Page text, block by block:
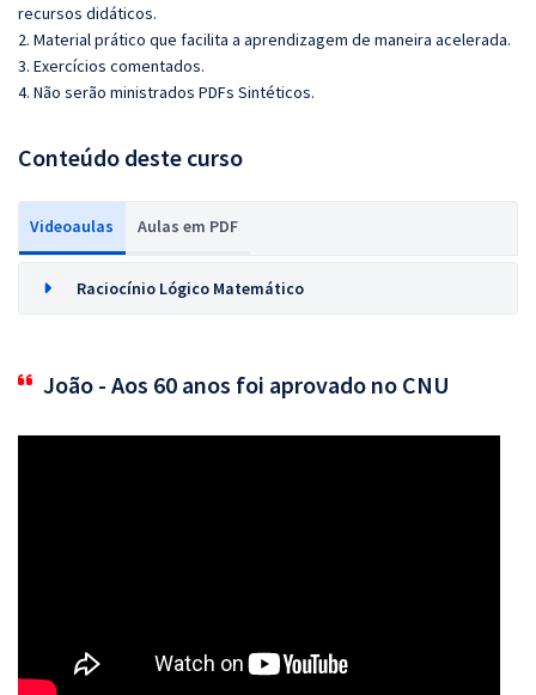
recursos didáticos.
2. Material prático que facilita a aprendizagem de maneira acelerada.
3. Exercícios comentados.
4. Não serão ministrados PDFs Sintéticos.
Conteúdo deste curso
Videoaulas Aulas em PDF
Raciocínio Lógico Matemático
João - Aos 60 anos foi aprovado no CNU